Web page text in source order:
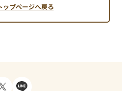
ップページへ戻る